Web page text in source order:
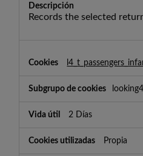
Records the selected
2 Días
Propia